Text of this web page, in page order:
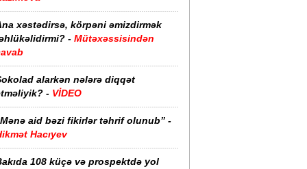
xəstədirsə, körpəni əmizdirmək
- Mütəxəssisindən
alarkən nələrə diqqət
- VİDEO
aid bəzi fikirlər təhrif olunub” -
Hacıyev
108 küçə və prospektdə yol